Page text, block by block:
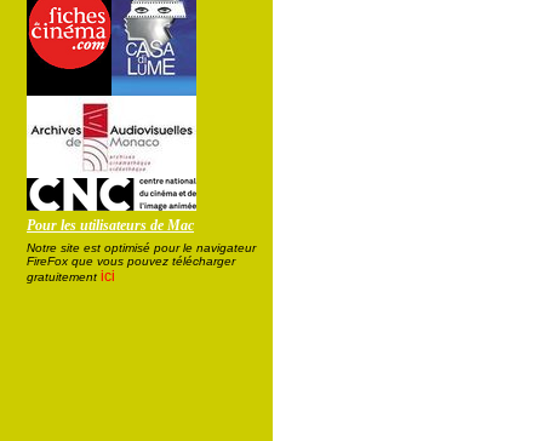
Pour les utilisateurs de Mac
Notre site est optimisé pour le navigateur
FireFox que vous pouvez télécharger
gratuitement ici